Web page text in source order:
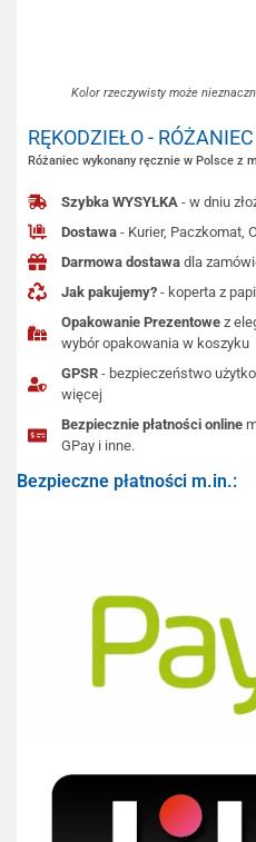
Kolor rzeczywisty może
RĘKODZIEŁO -
Różaniec wykonany ręcznie w Polsce z
Szybka WYSYŁKA - w dniu
Dostawa - Kurier, Paczkomat,
Darmowa dostawa dla
Jak pakujemy? - koperta z
Opakowanie Prezentowe z
wybór opakowania w koszyku
GPSR - bezpieczeństwo
więcej
Bezpiecznie płatności online
GPay i inne.
Bezpieczne płatności m.in.: